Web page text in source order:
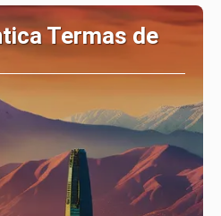
Termas de